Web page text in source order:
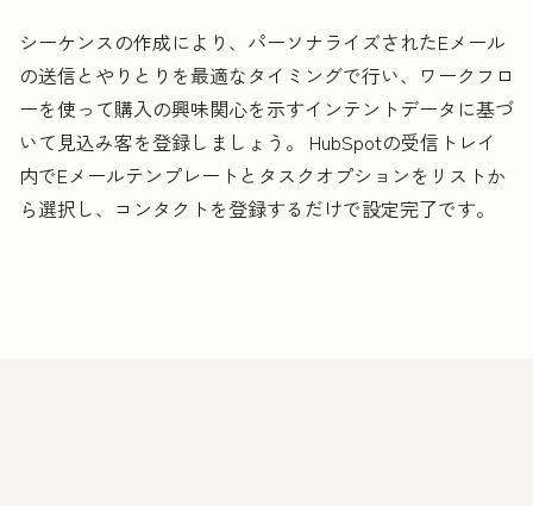
シーケンスの作成により、パーソナライズされたEメール
の送信とやりとりを最適なタイミングで行い、ワークフロ
ーを使って購入の興味関心を示すインテントデータに基づ
いて見込み客を登録しましょう。 HubSpotの受信トレイ
内でEメールテンプレートとタスクオプションをリストか
ら選択し、コンタクトを登録するだけで設定完了です。